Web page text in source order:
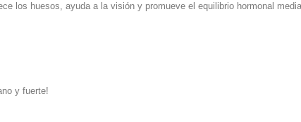
los huesos, ayuda a la visión y promueve el equilibrio hormonal
y fuerte!